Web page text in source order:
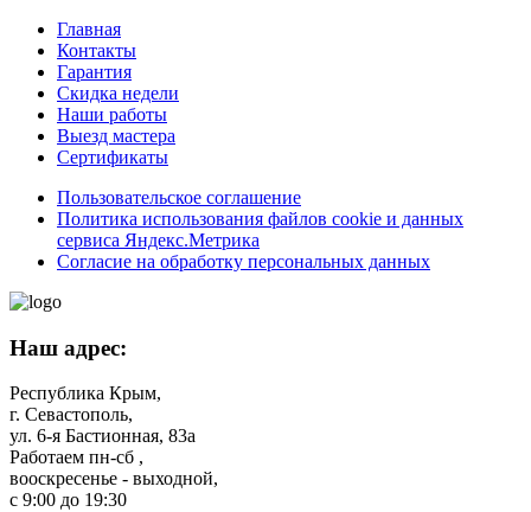
Главная
Контакты
Гарантия
Скидка недели
Наши работы
Выезд мастера
Сертификаты
Пользовательское соглашение
Политика использования файлов cookie и данных
сервиса Яндекс.Метрика
Согласие на обработку персональных данных
Наш адрес:
Республика Крым,
г. Севастополь,
ул. 6-я Бастионная, 83а
Работаем пн-сб ,
вооскресенье - выходной,
с 9:00 до 19:30